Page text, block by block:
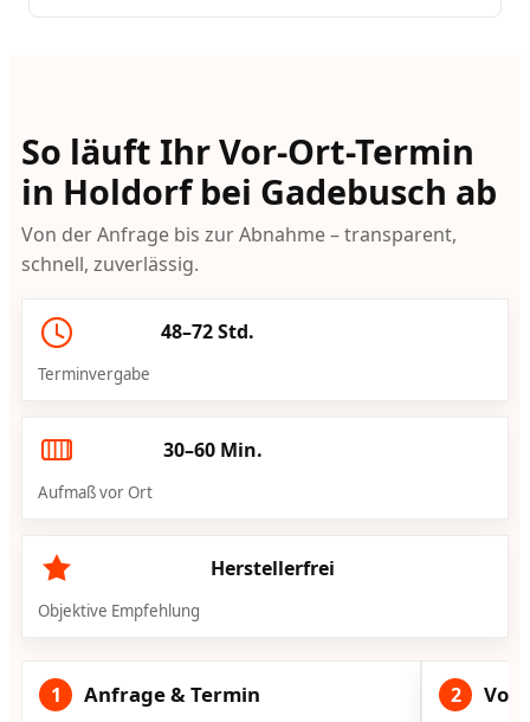
So läuft Ihr Vor-Ort-Termin
in Holdorf bei Gadebusch ab
Von der Anfrage bis zur Abnahme – transparent,
schnell, zuverlässig.
48–72 Std.
Terminvergabe
30–60 Min.
Aufmaß vor Ort
Herstellerfrei
Objektive Empfehlung
1 Anfrage & Termin 2